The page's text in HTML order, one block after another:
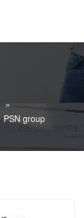
PSN group